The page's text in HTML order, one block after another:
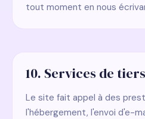
tout moment en nous
10. Services de tiers
Le site fait appel à des
l'hébergement, l'envoi d'e-